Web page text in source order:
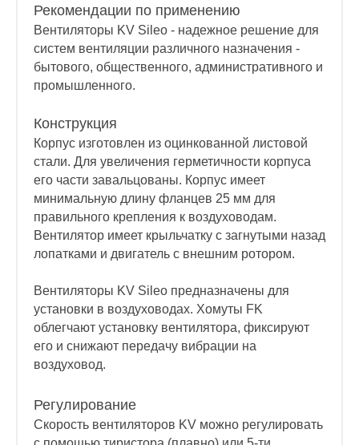
Рекомендации по применению
Вентиляторы KV Sileo - надежное решение для
систем вентиляции различного назначения -
бытового, общественного, административного и
промышленного.
Конструкция
Корпус изготовлен из оцинкованной листовой
стали. Для увеличения герметичности корпуса
его части завальцованы. Корпус имеет
минимальную длину фланцев 25 мм для
правильного крепления к воздуховодам.
Вентилятор имеет крыльчатку с загнутыми назад
лопатками и двигатель с внешним ротором.
Вентиляторы KV Sileo предназначены для
установки в воздуховодах. Хомуты FK
облегчают установку вентилятора, фиксируют
его и снижают передачу вибрации на
воздуховод.
Регулирование
Скорость вентиляторов KV можно регулировать